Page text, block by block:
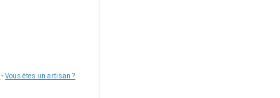
-Vous êtes un artisan ?